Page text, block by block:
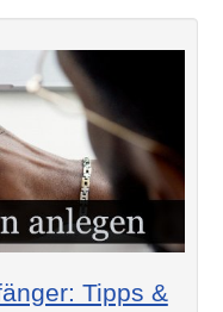
Tipps &